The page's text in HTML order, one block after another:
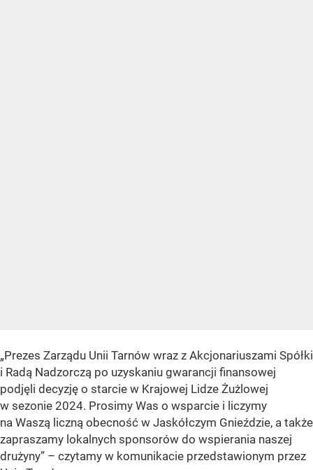
„Prezes Zarządu Unii Tarnów wraz z Akcjonariuszami Spółki
i Radą Nadzorczą po uzyskaniu gwarancji finansowej
podjęli decyzję o starcie w Krajowej Lidze Żużlowej
w sezonie 2024. Prosimy Was o wsparcie i liczymy
na Waszą liczną obecność w Jaskółczym Gnieździe, a także
zapraszamy lokalnych sponsorów do wspierania naszej
drużyny” – czytamy w komunikacie przedstawionym przez